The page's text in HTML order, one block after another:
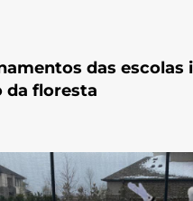
das escolas
da floresta